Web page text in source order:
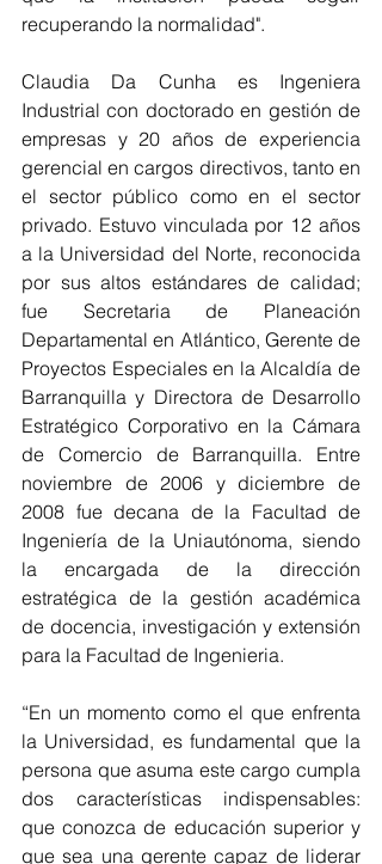
recuperando la normalidad".
Claudia Da Cunha es Ingeniera
Industrial con doctorado en gestión de
empresas y 20 años de experiencia
gerencial en cargos directivos, tanto en
el sector público como en el sector
privado. Estuvo vinculada por 12 años
a la Universidad del Norte, reconocida
por sus altos estándares de calidad;
fue Secretaria de Planeación
Departamental en Atlántico, Gerente de
Proyectos Especiales en la Alcaldía de
Barranquilla y Directora de Desarrollo
Estratégico Corporativo en la Cámara
de Comercio de Barranquilla. Entre
noviembre de 2006 y diciembre de
2008 fue decana de la Facultad de
Ingeniería de la Uniautónoma, siendo
la encargada de la dirección
estratégica de la gestión académica
de docencia, investigación y extensión
para la Facultad de Ingenieria.
“En un momento como el que enfrenta
la Universidad, es fundamental que la
persona que asuma este cargo cumpla
dos características indispensables:
que conozca de educación superior y
que sea una gerente capaz de liderar